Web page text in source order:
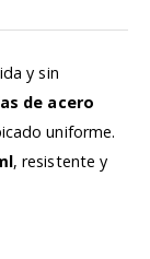
y sin
de acero
uniforme.
, resistente y